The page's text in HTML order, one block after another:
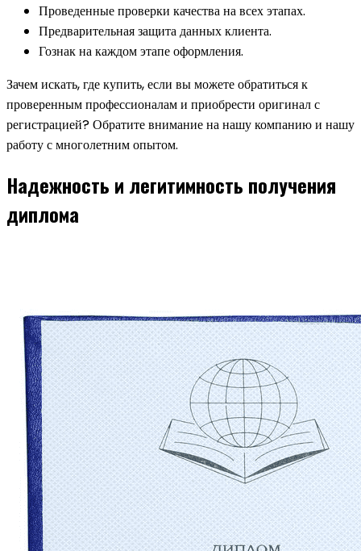
Проведенные проверки качества на всех этапах.
Предварительная защита данных клиента.
Гознак на каждом этапе оформления.
Зачем искать, где купить, если вы можете обратиться к
проверенным профессионалам и приобрести оригинал с
регистрацией? Обратите внимание на нашу компанию и нашу
работу с многолетним опытом.
Надежность и легитимность получения
диплома